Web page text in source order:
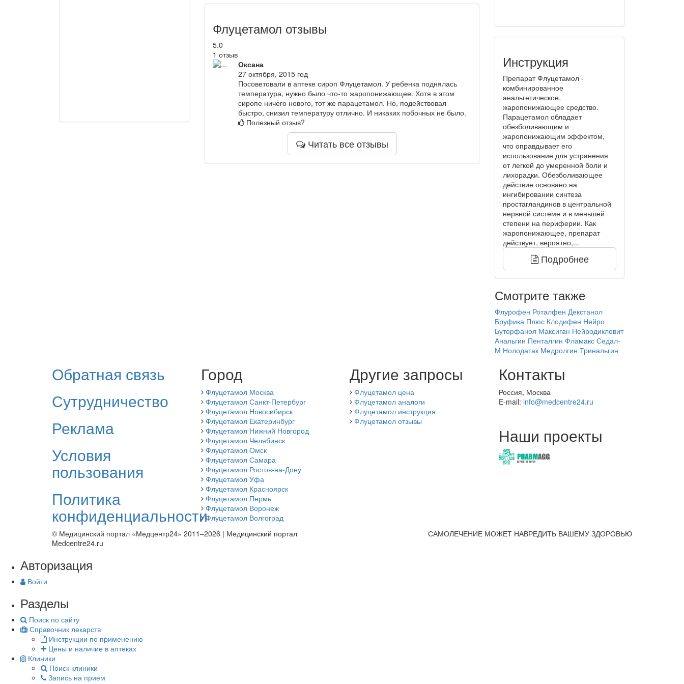
Флуцетамол отзывы
5.0
1 отзыв
Оксана
27 октября, 2015 год
Посоветовали в аптеке сироп Флуцетамол. У ребенка поднялась
температура, нужно было что-то жаропонижающее. Хотя в этом
сиропе ничего нового, тот же парацетамол. Но, подействовал
быстро, снизил температуру отлично. И никаких побочных не было.
Полезный отзыв?
Читать все отзывы
Инструкция
Препарат Флуцетамол -
комбинированное
анальгетическое,
жаропонижающее средство.
Парацетамол обладает
обезболивающим и
жаропонижающим эффектом,
что оправдывает его
использование для устранения
от легкой до умеренной боли и
лихорадки. Обезболивающее
действие основано на
ингибировании синтеза
простагландинов в центральной
нервной системе и в меньшей
степени на периферии. Как
жаропонижающее, препарат
действует, вероятно,...
Подробнее
Смотрите также
Флурофен Роталфен Декстанол
Бруфика Плюс Клодифен Нейро
Буторфанол Максиган Нейродикловит
Анальгин Пенталгин Фламакс Седал-
М Нолодатак Медролгин Тринальгин
Обратная связь
Сутрудничество
Реклама
Условия
пользования
Политика
конфиденциальности
Город
Флуцетамол Москва
Флуцетамол Санкт-Петербург
Флуцетамол Новосибирск
Флуцетамол Екатеринбург
Флуцетамол Нижний Новгород
Флуцетамол Челябинск
Флуцетамол Омск
Флуцетамол Самара
Флуцетамол Ростов-на-Дону
Флуцетамол Уфа
Флуцетамол Красноярск
Флуцетамол Пермь
Флуцетамол Воронеж
Флуцетамол Волгоград
Другие запросы
Флуцетамол цена
Флуцетамол аналоги
Флуцетамол инструкция
Флуцетамол отзывы
Контакты
Россия, Москва
E-mail: info@medcentre24.ru
Наши проекты
© Медицинский портал «Медцентр24» 2011–2026 | Медицинский портал
Medcentre24.ru
САМОЛЕЧЕНИЕ МОЖЕТ НАВРЕДИТЬ ВАШЕМУ ЗДОРОВЬЮ
Авторизация
Войти
Разделы
Поиск по сайту
Справочник лекарств
Инструкции по применению
Цены и наличие в аптеках
Клиники
Поиск клиники
Запись на прием